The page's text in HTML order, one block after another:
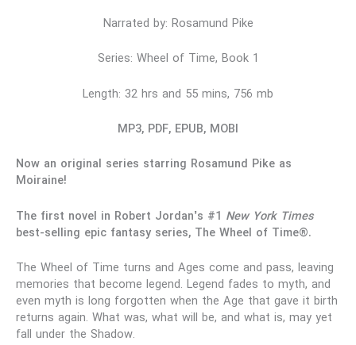
Narrated by: Rosamund Pike
Series: Wheel of Time, Book 1
Length: 32 hrs and 55 mins, 756 mb
MP3, PDF, EPUB, MOBI
Now an original series starring Rosamund Pike as
Moiraine!
The first novel in Robert Jordan’s #1 New York Times
best-selling epic fantasy series, The Wheel of Time®.
The Wheel of Time turns and Ages come and pass, leaving
memories that become legend. Legend fades to myth, and
even myth is long forgotten when the Age that gave it birth
returns again. What was, what will be, and what is, may yet
fall under the Shadow.